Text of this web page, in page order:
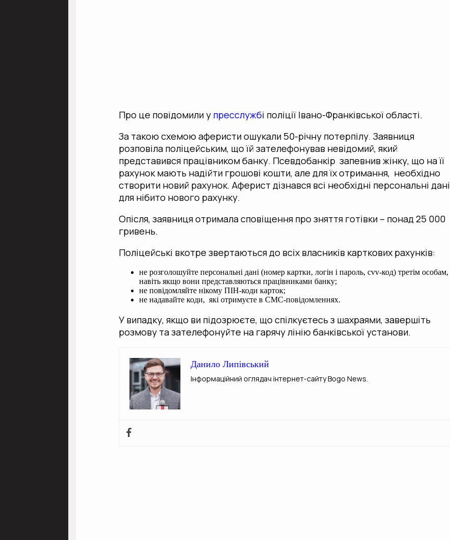
Про це повідомили у пресслужбі поліції Івано-Франківської області.
За такою схемою аферисти ошукали 50-річну потерпілу. Заявниця
розповіла поліцейським, що їй зателефонував невідомий, який
представився працівником банку. Псевдобанкір запевнив жінку, що на її
рахунок мають надійти грошові кошти, але для їх отримання, необхідно
створити новий рахунок. Аферист дізнався всі необхідні персональні дані
для нібито нового рахунку.
Опісля, заявниця отримала сповіщення про зняття готівки – понад 25 000
гривень.
Поліцейські вкотре звертаються до всіх власників карткових рахунків:
не розголошуйте персональні дані (номер картки, логін і пароль, cvv-код) третім особам,
навіть якщо вони представляються працівниками банку;
не повідомляйте нікому ПІН-коди карток;
не надавайте коди, які отримуєте в CMC-повідомленнях.
У випадку, якщо ви підозрюєте, що спілкуєтесь з шахраями, завершіть
розмову та зателефонуйте на гарячу лінію банківської установи.
Данило Липівський
Інформаційний оглядач інтернет-сайту Bogo News.